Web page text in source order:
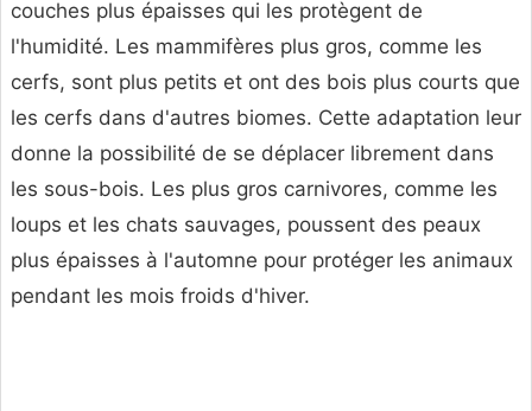
couches plus épaisses qui les protègent de
l'humidité. Les mammifères plus gros, comme les
cerfs, sont plus petits et ont des bois plus courts que
les cerfs dans d'autres biomes. Cette adaptation leur
donne la possibilité de se déplacer librement dans
les sous-bois. Les plus gros carnivores, comme les
loups et les chats sauvages, poussent des peaux
plus épaisses à l'automne pour protéger les animaux
pendant les mois froids d'hiver.